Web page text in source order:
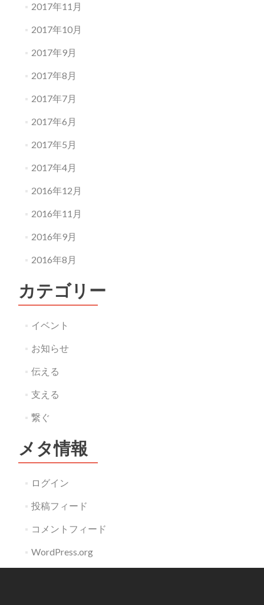
2017年11月
2017年10月
2017年9月
2017年8月
2017年7月
2017年6月
2017年5月
2017年4月
2016年12月
2016年11月
2016年9月
2016年8月
カテゴリー
イベント
お知らせ
伝える
支える
繋ぐ
メタ情報
ログイン
投稿フィード
コメントフィード
WordPress.org